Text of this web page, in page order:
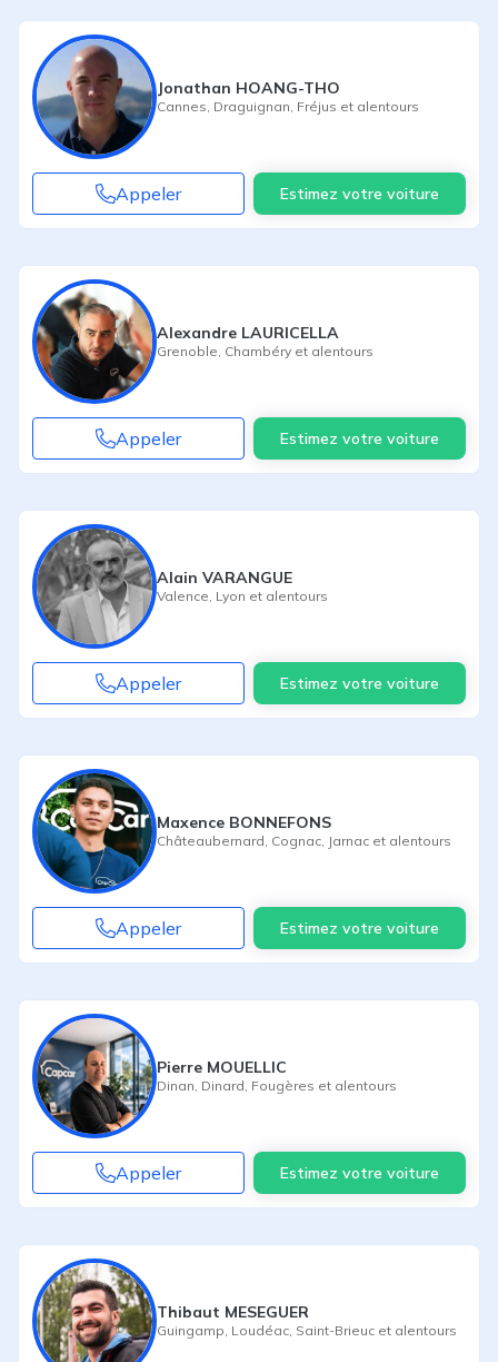
Jonathan HOANG-THO
Cannes Draguignan Fréjus et alentours
Appeler Estimez votre voiture
Alexandre LAURICELLA
Grenoble Chambéry et alentours
Appeler Estimez votre voiture
Alain VARANGUE
Valence Lyon et alentours
Appeler Estimez votre voiture
Maxence BONNEFONS
Châteaubernard Cognac Jarnac et alentours
Appeler Estimez votre voiture
Pierre MOUELLIC
Dinan Dinard Fougères et alentours
Appeler Estimez votre voiture
Thibaut MESEGUER
Guingamp Loudéac Saint-Brieuc et alentours